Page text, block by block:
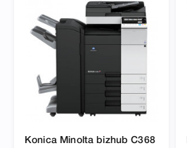
Konica Minolta bizhub C368